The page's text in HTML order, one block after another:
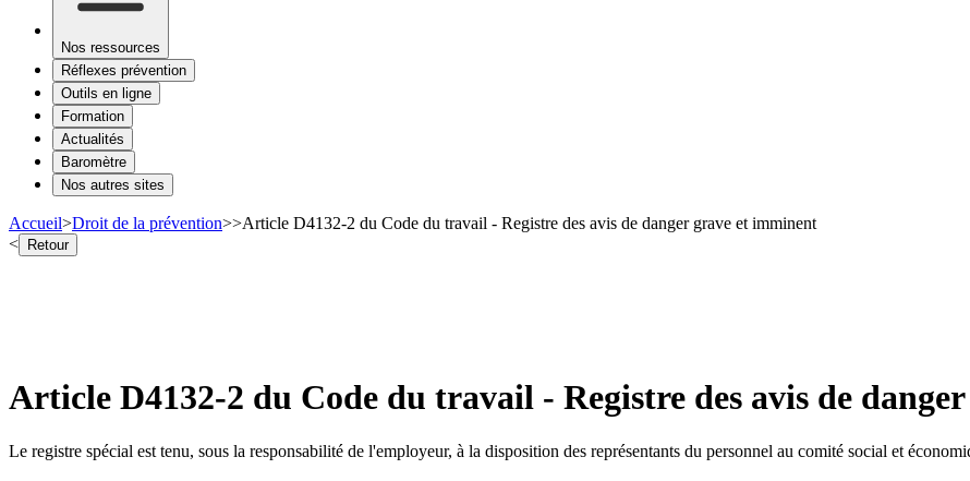
Nos ressources
Réflexes prévention
Outils en ligne
Formation
Actualités
Baromètre
Nos autres sites
Accueil>Droit de la prévention>>Article D4132-2 du Code du travail - Registre des avis de danger grave et imminent
< Retour
Article D4132-2 du Code du travail - Registre des avis de
Le registre spécial est tenu, sous la responsabilité de l'employeur, à la disposition des représentants du personnel au comité social et